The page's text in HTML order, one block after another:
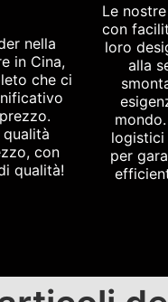
nella
in Cina,
che ci
con
qualità!
Le
con
loro
alla
logistici
per